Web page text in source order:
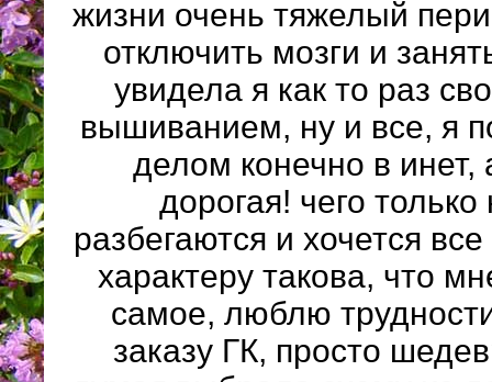
жизни очень тяжелый
отключить мозги и
увидела я как то раз
вышиванием, ну и все, я
делом конечно в
дорогая! чего только
разбегаются и хочется
характеру такова, что
самое, люблю
заказу ГК, просто